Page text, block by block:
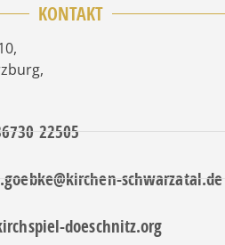
KONTAKT
,
,
22505
schwarzatal.de
doeschnitz.org